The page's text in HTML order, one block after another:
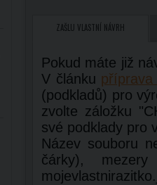
ZAŠLU VLASTNÍ NÁVRH
Pokud máte již
V článku
(podkladů) pro
zvolte záložku
své podklady pro
Název souboru
čárky),